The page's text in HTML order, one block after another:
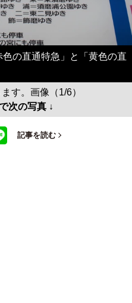
の直通特急」と「黄色の直
す。画像（1/6）
次の写真 ↓
記事を読む